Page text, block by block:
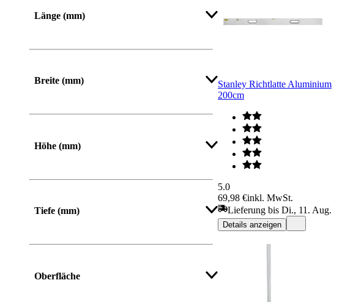
Länge (mm)
Von Bis
Breite (mm)
Von Bis
Höhe (mm)
Von Bis
Tiefe (mm)
Oberfläche
Stanley Richtlatte Aluminium
200cm
5.0
69,98 €inkl. MwSt.
Lieferung bis Di., 11. Aug.
Details anzeigen